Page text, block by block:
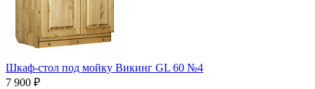
Шкаф-стол под мойку Викинг GL 60 №4
7 900 ₽